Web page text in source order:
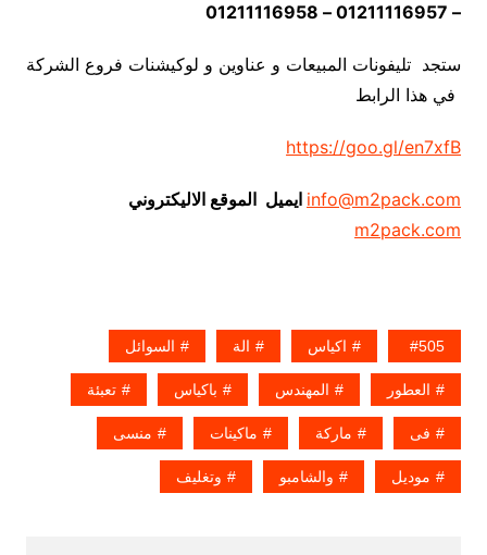
– 01211116957 – 01211116958
ستجد تليفونات المبيعات و عناوين و لوكيشنات فروع الشركة
في هذا الرابط
https://goo.gl/en7xfB
info@m2pack.com ايميل الموقع الاليكتروني
m2pack.com
505 اكياس الة السوائل
العطور المهندس باكياس تعبئة
فى ماركة ماكينات منسى
موديل والشامبو وتغليف